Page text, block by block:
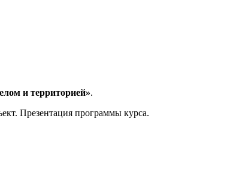
и территорией».
Презентация программы курса.